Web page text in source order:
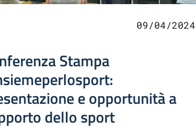
09/04/2024
Stampa
e opportunità a
dello sport